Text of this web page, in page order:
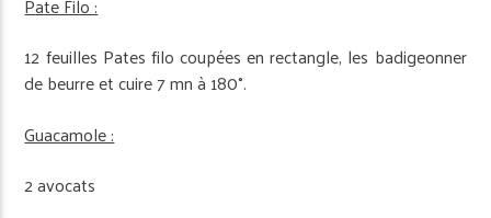
12 feuilles Pates filo coupées en rectangle, les badigeonner
de beurre et cuire 7 mn à 180°.
Guacamole :
2 avocats